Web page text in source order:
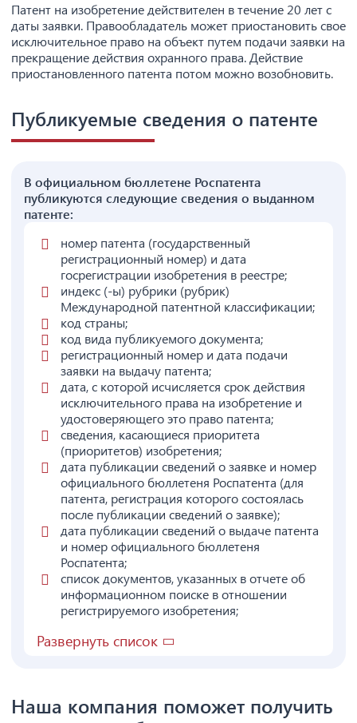
Патент на изобретение действителен в течение 20 лет с
даты заявки. Правообладатель может приостановить свое
исключительное право на объект путем подачи заявки на
прекращение действия охранного права. Действие
приостановленного патента потом можно возобновить.
Публикуемые сведения о патенте
В официальном бюллетене Роспатента
публикуются следующие сведения о выданном
патенте:
номер патента (государственный
регистрационный номер) и дата
госрегистрации изобретения в реестре;
индекс (-ы) рубрики (рубрик)
Международной патентной классификации;
код страны;
код вида публикуемого документа;
регистрационный номер и дата подачи
заявки на выдачу патента;
дата, с которой исчисляется срок действия
исключительного права на изобретение и
удостоверяющего это право патента;
сведения, касающиеся приоритета
(приоритетов) изобретения;
дата публикации сведений о заявке и номер
официального бюллетеня Роспатента (для
патента, регистрация которого состоялась
после публикации сведений о заявке);
дата публикации сведений о выдаче патента
и номер официального бюллетеня
Роспатента;
список документов, указанных в отчете об
информационном поиске в отношении
регистрируемого изобретения;
Развернуть список
Наша компания поможет получить